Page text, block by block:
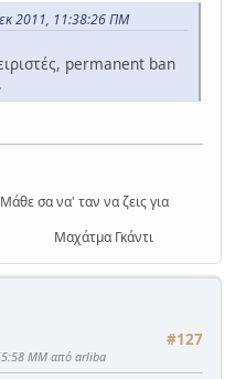
2011, 11:38:26 ΠΜ
permanent ban
σα να' ταν να ζεις για
#127
ΜΜ από arliba